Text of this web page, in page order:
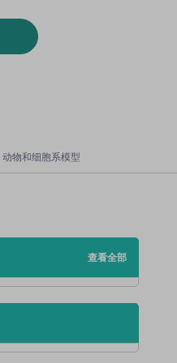
动物和细胞系模型
查看全部